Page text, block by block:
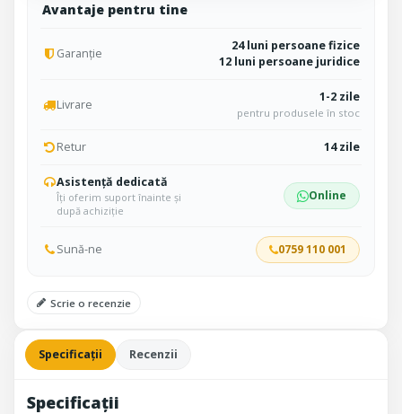
Avantaje pentru tine
Garanție
24 luni persoane fizice
12 luni persoane juridice
Livrare 1-2 zile
pentru produsele în stoc
Retur 14 zile
Asistență dedicată
Îți oferim suport înainte și
după achiziție
Online
Sună-ne 0759 110 001
Scrie o recenzie
Specificații Recenzii
Specificații